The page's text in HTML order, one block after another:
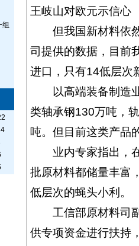
组
王岐山对欧元示信心
但我国新材料依然
司提供的数据，目前
进口，只有14低层次
以高端装备制造业
类轴承钢130万吨，
吨。但目前这类产品
业内专家指出，在
批原材料都储量丰富
低层次的蝇头小利。
工信部原材料司副
供专项资金进行扶持